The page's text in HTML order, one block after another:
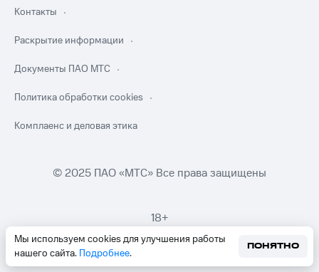
Мы используем cookies для улучшения работы
нашего сайта. Подробнее.
ПОНЯТНО
Контакты
Раскрытие информации
Документы ПАО МТС
Политика обработки cookies
Комплаенс и деловая этика
© 2025 ПАО «МТС» Все права защищены
18+